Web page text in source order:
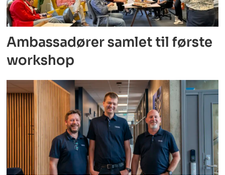
Ambassadører samlet til første
workshop